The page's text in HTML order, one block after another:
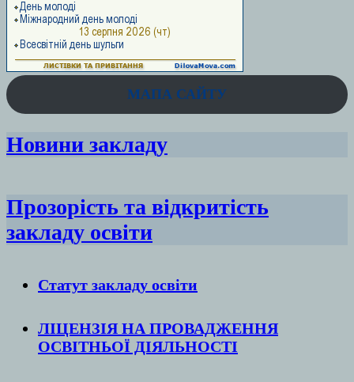
МАПА САЙТУ
Новини закладу
Прозорість та відкритість
закладу освіти
Статут закладу освіти
ЛІЦЕНЗІЯ НА ПРОВАДЖЕННЯ
ОСВІТНЬОЇ ДІЯЛЬНОСТІ